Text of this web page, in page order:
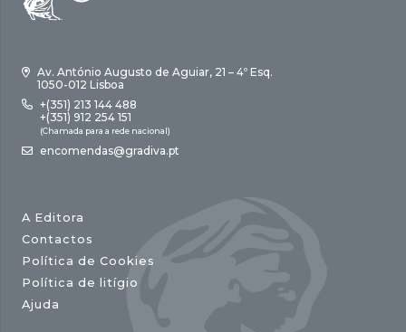
Av. António Augusto de Aguiar, 21 – 4º Esq.
1050-012 Lisboa
+(351) 213 144 488
+(351) 912 254 151
(Chamada para a rede nacional)
encomendas@gradiva.pt
A Editora
Contactos
Política de Cookies
Política de litígio
Ajuda